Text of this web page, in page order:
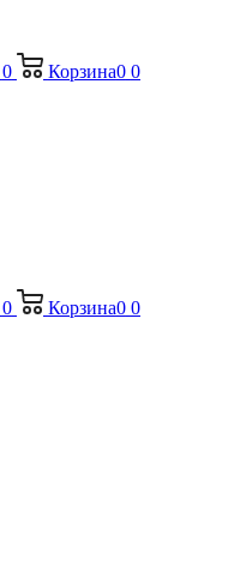
0 Корзина0 0
0 Корзина0 0